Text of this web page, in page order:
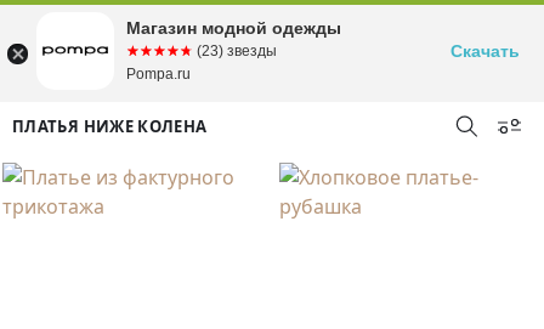
ПЛАТЬЯ НИЖЕ КОЛЕНА
Магазин модной одежды
☆☆☆☆☆
★★★★★ (23) звезды
Pompa.ru
Скачать